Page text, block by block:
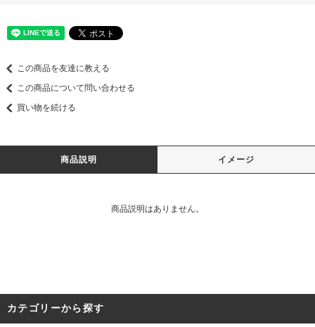
この商品を友達に教える
この商品について問い合わせる
買い物を続ける
商品説明 イメージ
商品説明はありません。
カテゴリーから探す